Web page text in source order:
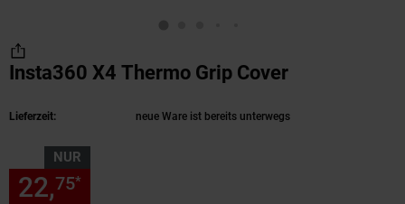
Insta360 X4 Thermo Grip Cover
Lieferzeit: neue Ware ist bereits unterwegs
NUR
22,75*